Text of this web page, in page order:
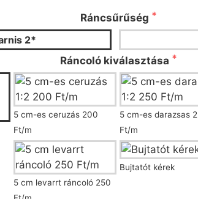
Ráncsűrűség
2*
Ráncoló kiválasztása
5 cm-es ceruzás 200
Ft/m
5 cm-es darazsas
Ft/m
5 cm levarrt ráncoló 250
Bujtatót kérek